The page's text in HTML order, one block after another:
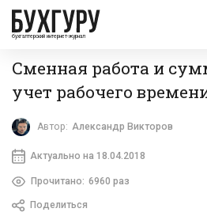
бухгалтерский интернет-журнал
Сменная работа и
учет рабочего
Автор: Александр Викторов
Актуально на 18.04.2018
Прочитано: 6960 раз
Поделиться